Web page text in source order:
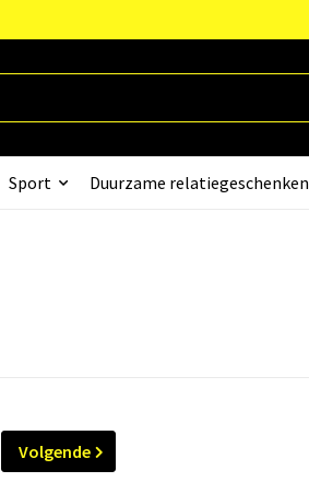
Sport Duurzame relatiegeschenken
Volgende